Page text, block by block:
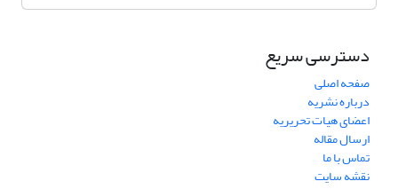
دسترسی سریع
صفحه اصلی
درباره نشریه
اعضای هیات تحریریه
ارسال مقاله
تماس با ما
نقشه سایت